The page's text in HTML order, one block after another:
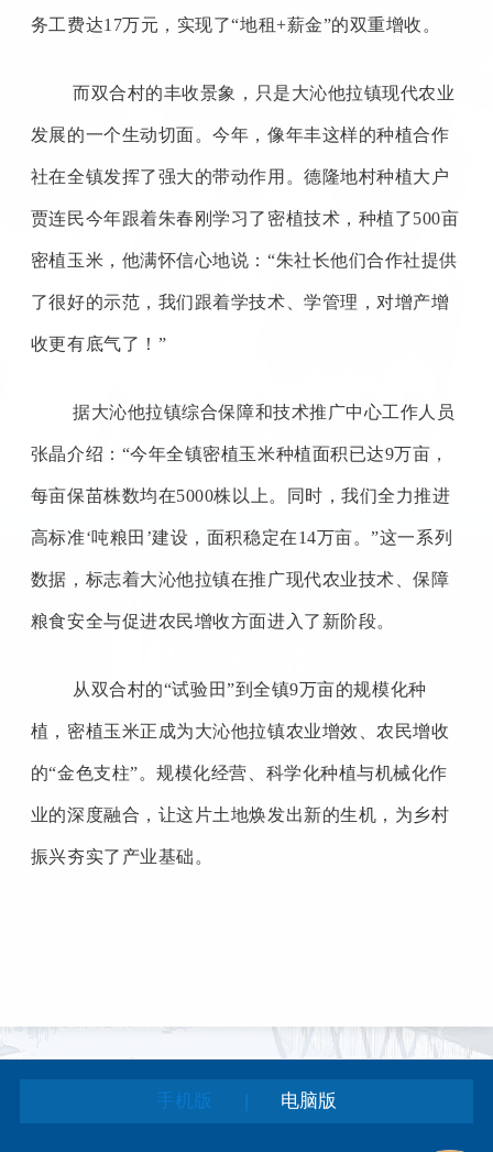
务工费达17万元，实现了“地租+薪金”的双重增收。
而双合村的丰收景象，只是大沁他拉镇现代农业
发展的一个生动切面。今年，像年丰这样的种植合作
社在全镇发挥了强大的带动作用。德隆地村种植大户
贾连民今年跟着朱春刚学习了密植技术，种植了500亩
密植玉米，他满怀信心地说：“朱社长他们合作社提供
了很好的示范，我们跟着学技术、学管理，对增产增
收更有底气了！”
据大沁他拉镇综合保障和技术推广中心工作人员
张晶介绍： “今年全镇密植玉米种植面积已达9万亩，
每亩保苗株数均在5000株以上。同时，我们全力推进
高标准‘吨粮田’建设，面积稳定在14万亩。”这一系列
数据，标志着大沁他拉镇在推广现代农业技术、保障
粮食安全与促进农民增收方面进入了新阶段。
从双合村的“试验田”到全镇9万亩的规模化种
植，密植玉米正成为大沁他拉镇农业增效、农民增收
的“金色支柱”。规模化经营、科学化种植与机械化作
业的深度融合，让这片土地焕发出新的生机，为乡村
振兴夯实了产业基础。
手机版 | 电脑版